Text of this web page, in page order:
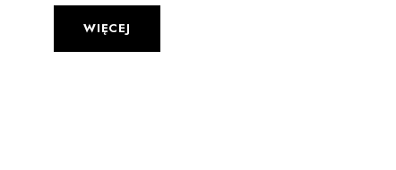
WIĘCEJ